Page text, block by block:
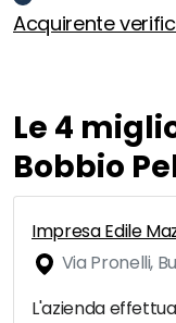
Acquirente
Le 4
Bobbio
Impresa Edile
Via Pronelli,
L'azienda